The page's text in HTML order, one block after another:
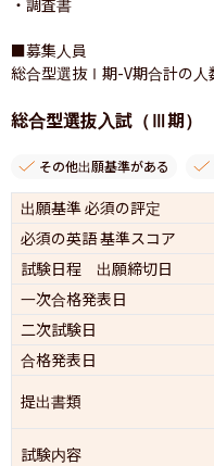
■募集人員
総合型選抜Ⅰ期-V期合計の人
総合型選抜入試（Ⅲ期）
その他出願基準がある
出願基準 必須の評定
必須の英語 基準スコア
試験日程 出願締切日
一次合格発表日
二次試験日
合格発表日
提出書類
試験内容